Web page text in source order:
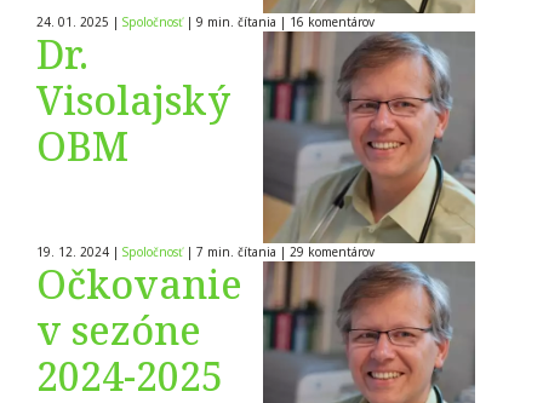
24. 01. 2025 | Spoločnosť | 9 min. čítania | 16 komentárov
Dr.
Visolajský
OBM
19. 12. 2024 | Spoločnosť | 7 min. čítania | 29 komentárov
Očkovanie
v sezóne
2024-2025